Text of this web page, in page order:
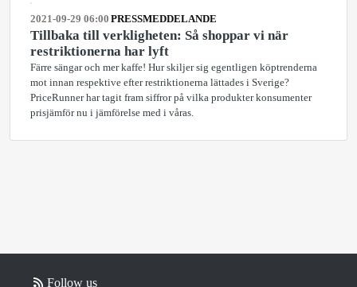
2021-09-29 06:00 PRESSMEDDELANDE
Tillbaka till verkligheten: Så shoppar vi när
restriktionerna har lyft
Färre sängar och mer kaffe! Hur skiljer sig egentligen köptrenderna
mot innan respektive efter restriktionerna lättades i Sverige?
PriceRunner har tagit fram siffror på vilka produkter konsumenter
prisjämför nu i jämförelse med i våras.
Follow us